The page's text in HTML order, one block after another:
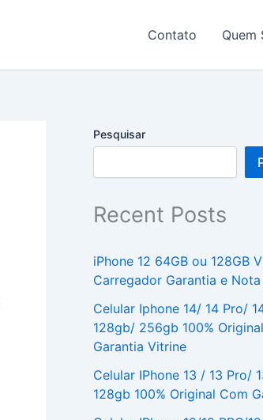
Contato Quem
Pesquisar
Recent Posts
iPhone 12 64GB ou 128GB
Carregador Garantia e Nota
Celular Iphone 14/ 14 Pro/
128gb/ 256gb 100%
Garantia Vitrine
Celular IPhone 13 / 13 Pro/
128gb 100% Original Com